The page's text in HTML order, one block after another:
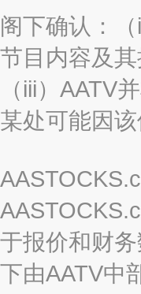
阁下确认：
节目内容及
（iii）AATV
某处可能因
于报价和财
下由AATV中